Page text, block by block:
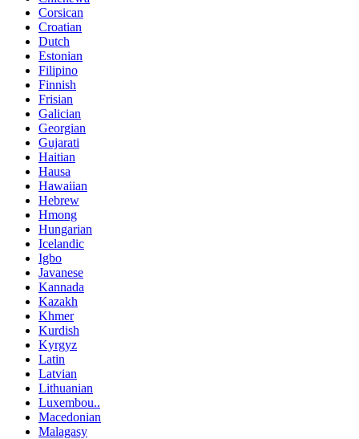
Corsican
Croatian
Dutch
Estonian
Filipino
Finnish
Frisian
Galician
Georgian
Gujarati
Haitian
Hausa
Hawaiian
Hebrew
Hmong
Hungarian
Icelandic
Igbo
Javanese
Kannada
Kazakh
Khmer
Kurdish
Kyrgyz
Latin
Latvian
Lithuanian
Luxembou..
Macedonian
Malagasy